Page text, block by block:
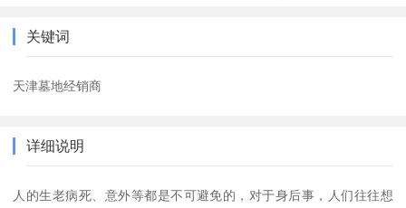
关键词
天津墓地经销商
详细说明
人的生老病死、意外等都是不可避免的，对于身后事，人们往往想